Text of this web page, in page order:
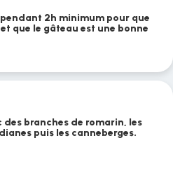
2h minimum pour que
que le gâteau est une bonne
branches de romarin, les
puis les canneberges.